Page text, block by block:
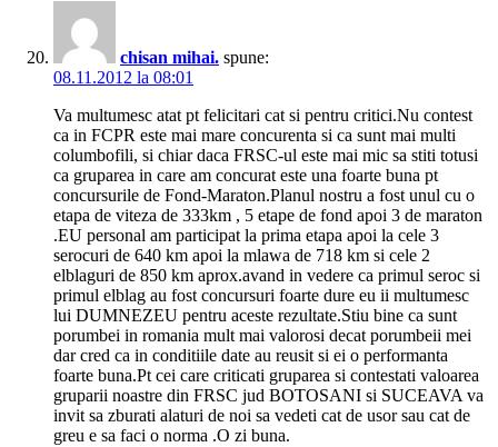
chisan mihai. spune:
08.11.2012 la 08:01
Va multumesc atat pt felicitari cat si pentru critici.Nu contest
ca in FCPR este mai mare concurenta si ca sunt mai multi
columbofili, si chiar daca FRSC-ul este mai mic sa stiti totusi
ca gruparea in care am concurat este una foarte buna pt
concursurile de Fond-Maraton.Planul nostru a fost unul cu o
etapa de viteza de 333km , 5 etape de fond apoi 3 de maraton
.EU personal am participat la prima etapa apoi la cele 3
serocuri de 640 km apoi la mlawa de 718 km si cele 2
elblaguri de 850 km aprox.avand in vedere ca primul seroc si
primul elblag au fost concursuri foarte dure eu ii multumesc
lui DUMNEZEU pentru aceste rezultate.Stiu bine ca sunt
porumbei in romania mult mai valorosi decat porumbeii mei
dar cred ca in conditiile date au reusit si ei o performanta
foarte buna.Pt cei care criticati gruparea si contestati valoarea
gruparii noastre din FRSC jud BOTOSANI si SUCEAVA va
invit sa zburati alaturi de noi sa vedeti cat de usor sau cat de
greu e sa faci o norma .O zi buna.